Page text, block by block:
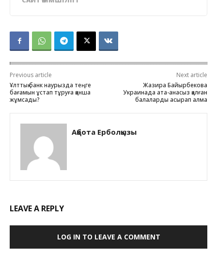
Previous article
Ұлттық банк наурызда теңге
бағамын ұстап тұруға қанша
жұмсады?
Next article
Жазира Байырбекова
Украинада ата-анасыз қалған
балаларды асырап алмақ
Ақбота Ерболқызы
LEAVE A REPLY
LOG IN TO LEAVE A COMMENT